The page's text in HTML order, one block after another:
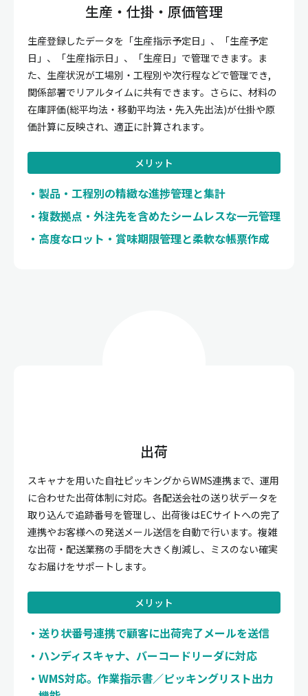
生産・仕掛・原価管理
生産登録したデータを「生産指示予定日」、「生産予定
日」、「生産指示日」、「生産日」で管理できます。ま
た、生産状況が工場別・工程別や次行程などで管理でき,
関係部署でリアルタイムに共有できます。さらに、材料の
在庫評価(総平均法・移動平均法・先入先出法)が仕掛や原
価計算に反映され、適正に計算されます。
メリット
製品・工程別の精緻な進捗管理と集計
複数拠点・外注先を含めたシームレスな一元管理
高度なロット・賞味期限管理と柔軟な帳票作成
出荷
スキャナを用いた自社ピッキングからWMS連携まで、運用
に合わせた出荷体制に対応。各配送会社の送り状データを
取り込んで追跡番号を管理し、出荷後はECサイトへの完了
連携やお客様への発送メール送信を自動で行います。複雑
な出荷・配送業務の手間を大きく削減し、ミスのない確実
なお届けをサポートします。
メリット
送り状番号連携で顧客に出荷完了メールを送信
ハンディスキャナ、バーコードリーダに対応
WMS対応。作業指示書／ピッキングリスト出力